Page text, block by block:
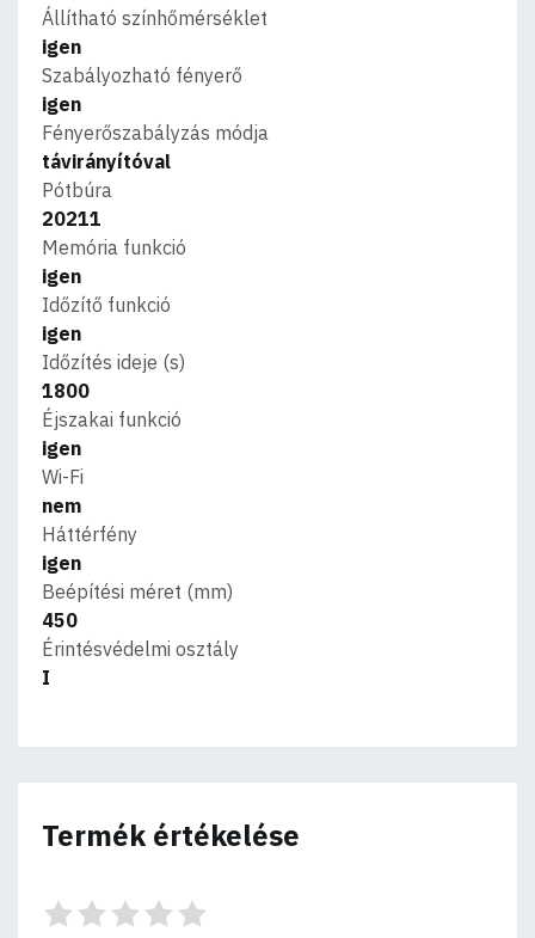
Állítható színhőmérséklet
igen
Szabályozható fényerő
igen
Fényerőszabályzás módja
távirányítóval
Pótbúra
20211
Memória funkció
igen
Időzítő funkció
igen
Időzítés ideje (s)
1800
Éjszakai funkció
igen
Wi-Fi
nem
Háttérfény
igen
Beépítési méret (mm)
450
Érintésvédelmi osztály
I
Termék értékelése